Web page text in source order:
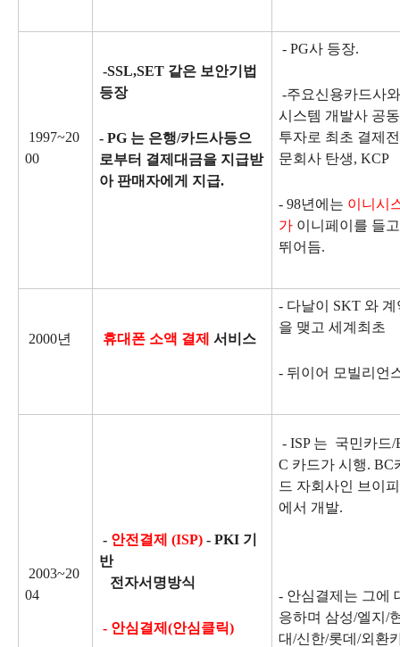
1997~20
00
-SSL,SET 같은 보안기법
등장
- PG 는 은행/카드사등으
로부터 결제대금을 지급받
아 판매자에게 지급.
- PG사 등장.
-주요신용카드사와
시스템 개발사 공동
투자로 최초 결제전
문회사 탄생, KCP
- 98년에는 이니시
가 이니페이를 들고
뛰어듬.
2000년 휴대폰 소액 결제 서비스
- 다날이 SKT 와 계
을 맺고 세계최초
- 뒤이어 모빌리언
2003~20
04
- 안전결제 (ISP) - PKI 기
반
전자서명방식
- 안심결제(안심클릭)
- ISP 는 국민카드/
C 카드가 시행. BC
드 자회사인 브이피
에서 개발.
- 안심결제는 그에
응하며 삼성/엘지/
대/신한/롯데/외환